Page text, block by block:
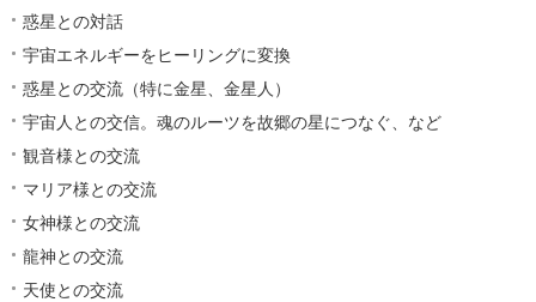
惑星との対話
宇宙エネルギーをヒーリングに変換
惑星との交流（特に金星、金星人）
宇宙人との交信。魂のルーツを故郷の星につなぐ、など
観音様との交流
マリア様との交流
女神様との交流
龍神との交流
天使との交流